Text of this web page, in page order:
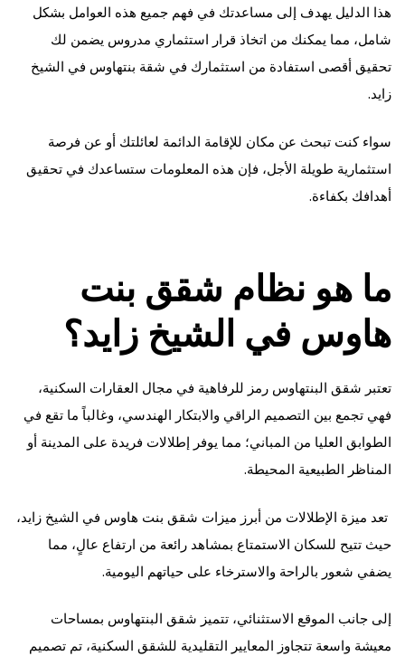
هذا الدليل يهدف إلى مساعدتك في فهم جميع هذه العوامل بشكل
شامل، مما يمكنك من اتخاذ قرار استثماري مدروس يضمن لك
تحقيق أقصى استفادة من استثمارك في شقة بنتهاوس في الشيخ
زايد.
سواء كنت تبحث عن مكان للإقامة الدائمة لعائلتك أو عن فرصة
استثمارية طويلة الأجل، فإن هذه المعلومات ستساعدك في تحقيق
أهدافك بكفاءة.
ما هو نظام شقق بنت
هاوس في الشيخ زايد؟
تعتبر شقق البنتهاوس رمز للرفاهية في مجال العقارات السكنية،
فهي تجمع بين التصميم الراقي والابتكار الهندسي، وغالباً ما تقع في
الطوابق العليا من المباني؛ مما يوفر إطلالات فريدة على المدينة أو
المناظر الطبيعية المحيطة.
تعد ميزة الإطلالات من أبرز ميزات شقق بنت هاوس في الشيخ زايد،
حيث تتيح للسكان الاستمتاع بمشاهد رائعة من ارتفاع عالٍ، مما
يضفي شعور بالراحة والاسترخاء على حياتهم اليومية.
إلى جانب الموقع الاستثنائي، تتميز شقق البنتهاوس بمساحات
معيشة واسعة تتجاوز المعايير التقليدية للشقق السكنية، تم تصميم